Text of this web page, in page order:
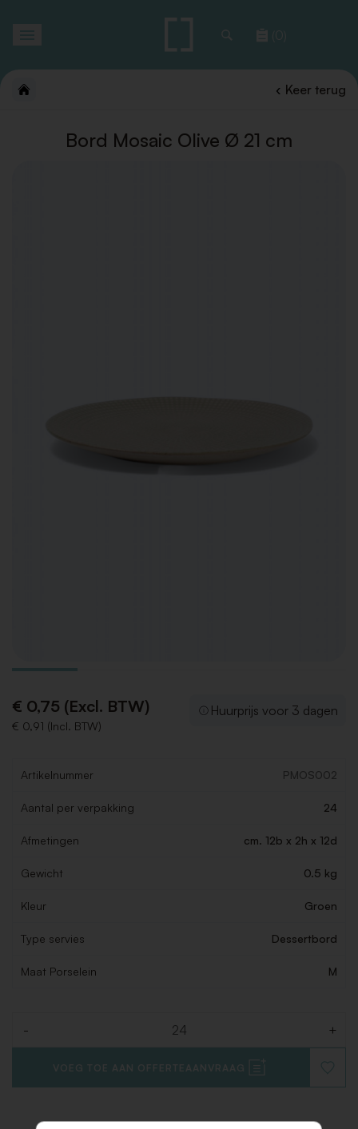
(0)
Keer terug
Bord Mosaic Olive Ø 21 cm
€ 0,75 (Excl. BTW)
€ 0,91 (Incl. BTW)
Huurprijs voor 3 dagen
Artikelnummer PMOS002
Aantal per verpakking 24
Afmetingen cm. 12b x 2h x 12d
Gewicht 0.5 kg
Kleur Groen
Type servies Dessertbord
Maat Porselein M
- +
VOEG TOE AAN OFFERTEAANVRAAG
TOE